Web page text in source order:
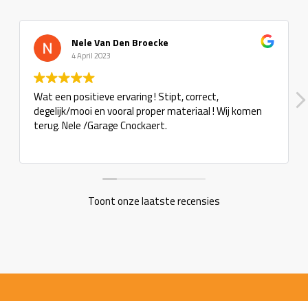
Nele Van Den Broecke
4 April 2023
Wat een positieve ervaring ! Stipt, correct,
degelijk/mooi en vooral proper materiaal ! Wij komen
terug. Nele /Garage Cnockaert.
Toont onze laatste recensies